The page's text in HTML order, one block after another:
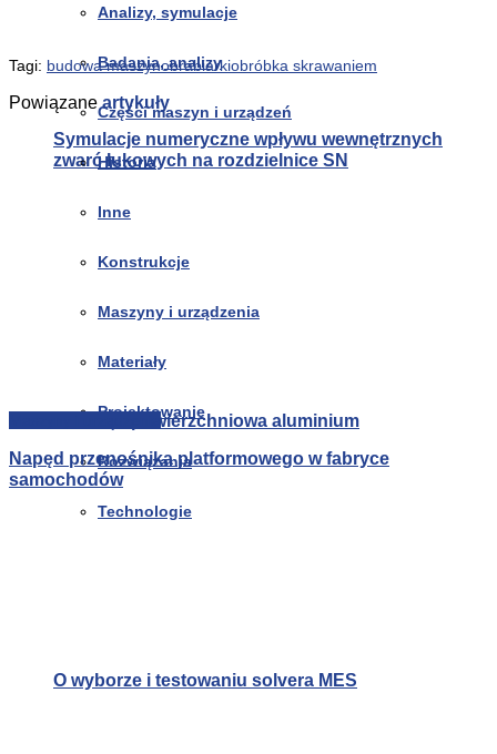
Symulacje numeryczne wpływu wewnętrznych
zwarć łukowych na rozdzielnice SN
Obróbka powierzchniowa aluminium
O wyborze i testowaniu solvera MES
Analizy, symulacje
Badania, analizy
Części maszyn i urządzeń
Historia
Inne
Konstrukcje
Maszyny i urządzenia
Materiały
Projektowanie
Rozwiązania
Technologie
Share on Email
Tagi: budowa maszynobrabiarkiobróbka skrawaniem
Powiązaneartykuły
Napęd przenośnika platformowego w fabryce
samochodów